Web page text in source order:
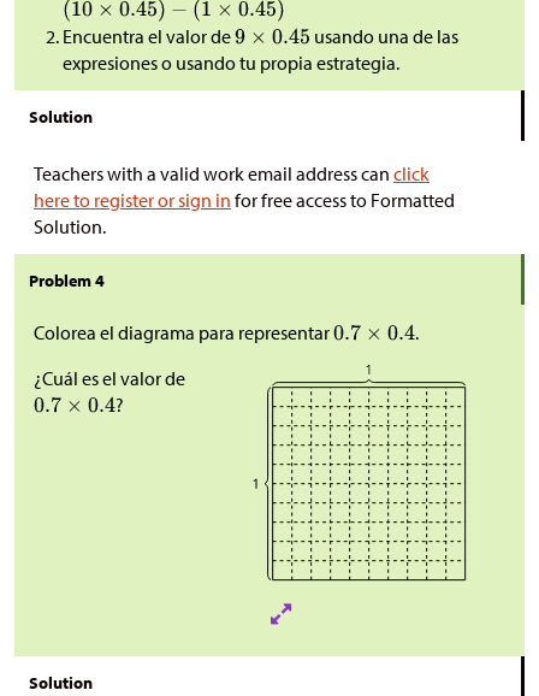
Encuentra el valor de
usando una de las
expresiones o usando tu propia estrategia.
Solution
Teachers with a valid work email address can click
here to register or sign in for free access to Formatted
Solution.
Problem 4
Colorea el diagrama para representar
.
¿Cuál es el valor de
?
Solution